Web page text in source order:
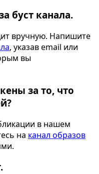
буст канала.
вручную. Напишите
, указав email или
вы
за то, что
в нашем
на канал образов